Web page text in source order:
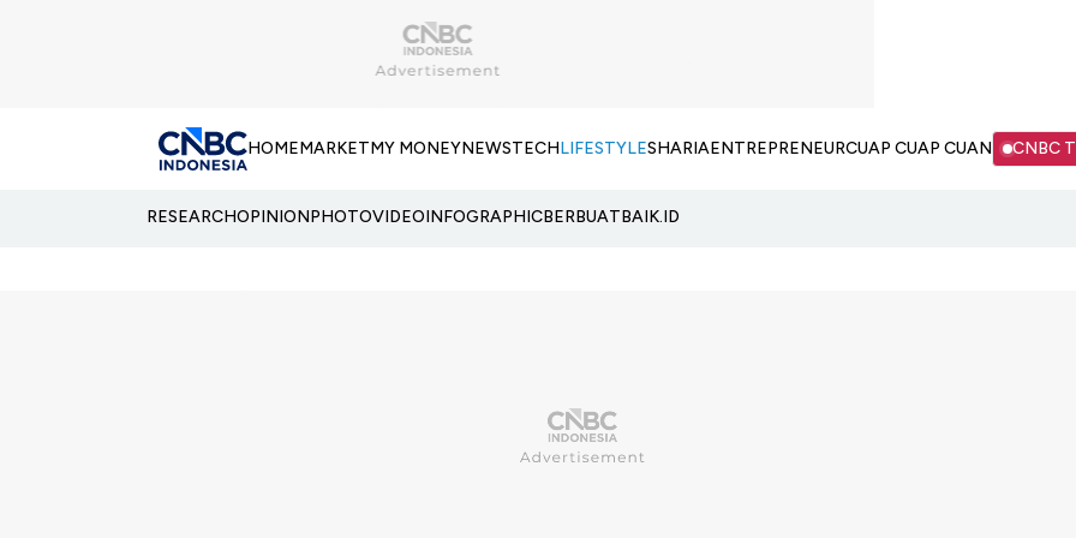
HOMEMARKETMY MONEYNEWSTECHLIFESTYLESHARIAENTREPRENEURCUAP CUAP CUAN CNBC
RESEARCHOPINIONPHOTOVIDEOINFOGRAPHICBERBUATBAIK.ID